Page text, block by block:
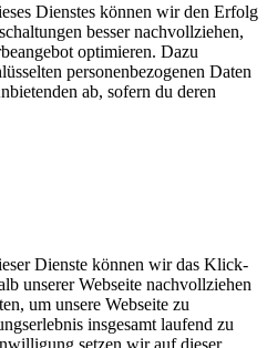
Dienstes können wir den Erfolg
besser nachvollziehen,
optimieren. Dazu
personenbezogenen Daten
ab, sofern du deren
Dienste können wir das Klick-
unserer Webseite nachvollziehen
um unsere Webseite zu
insgesamt laufend zu
setzen wir auf dieser